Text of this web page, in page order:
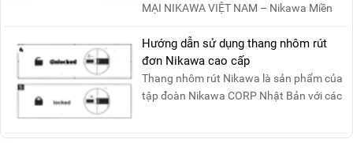
MẠI NIKAWA VIỆT NAM – Nikawa Miền
Bắc: Số 19, Đường Trung ....
Hướng dẫn sử dụng thang nhôm rút
đơn Nikawa cao cấp
Thang nhôm rút Nikawa là sản phẩm của
tập đoàn Nikawa CORP Nhật Bản với các